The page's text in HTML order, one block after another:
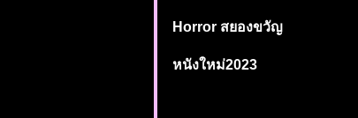
Horror สยองขวัญ
หนังใหม่2023